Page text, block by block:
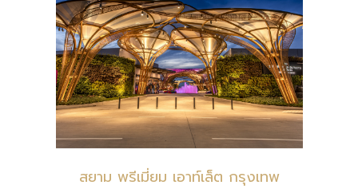
สยาม พรีเมี่ยม เอาท์เล็ต กรุงเทพ